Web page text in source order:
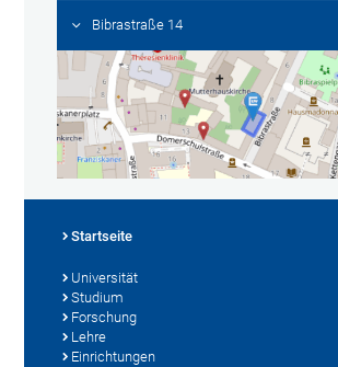
Bibrastraße 14
Startseite
Universität
Studium
Forschung
Lehre
Einrichtungen